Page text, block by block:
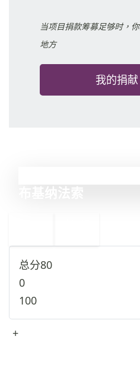
当项目捐款筹募足够时，
地方
我的捐
总分80
0
100
+